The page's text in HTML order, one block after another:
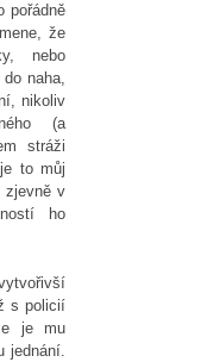
pořádně
že
nebo
naha,
nikoliv
(a
stráži
to můj
zjevně v
ho
s policií
je mu
jednání.